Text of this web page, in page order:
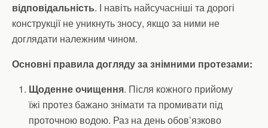
відповідальність. І навіть найсучасніші та дорогі
конструкції не уникнуть зносу, якщо за ними не
доглядати належним чином.
Основні правила догляду за знімними протезами:
Щоденне очищення. Після кожного прийому
їжі протез бажано знімати та промивати під
проточною водою. Раз на день обов’язково